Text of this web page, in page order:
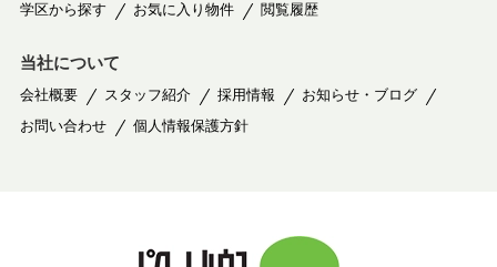
学区から探す
お気に入り物件 閲覧履歴
当社について
会社概要 スタッフ紹介 採用情報
お知らせ・ブログ
お問い合わせ
個人情報保護方針